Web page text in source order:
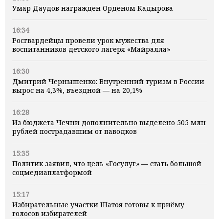
Умар Даудов награжден Орденом Кадырова
16:34
Росгвардейцы провели урок мужества для
воспитанников детского лагеря «Майралла»
16:30
Дмитрий Чернышенко: Внутренний туризм в России
вырос на 4,3%, въездной — на 20,1%
16:28
Из бюджета Чечни дополнительно выделено 505 млн
рублей пострадавшим от паводков
15:35
Политик заявил, что цель «Госулуг» — стать большой
соцмедиаплатформой
15:17
Избирательные участки Шатоя готовы к приёму
голосов избирателей